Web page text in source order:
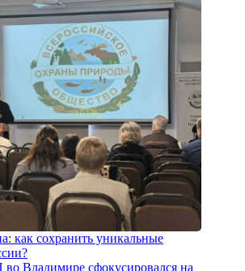
как сохранить уникальные
Владимире сфокусировался на